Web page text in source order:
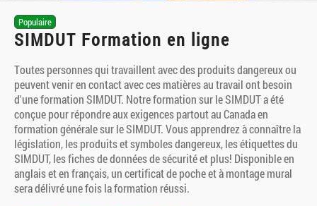
Populaire
SIMDUT Formation en ligne
Toutes personnes qui travaillent avec des produits dangereux ou
peuvent venir en contact avec ces matières au travail ont besoin
d'une formation SIMDUT. Notre formation sur le SIMDUT a été
conçue pour répondre aux exigences partout au Canada en
formation générale sur le SIMDUT. Vous apprendrez à connaître la
législation, les produits et symboles dangereux, les étiquettes du
SIMDUT, les fiches de données de sécurité et plus! Disponible en
anglais et en français, un certificat de poche et à montage mural
sera délivré une fois la formation réussi.